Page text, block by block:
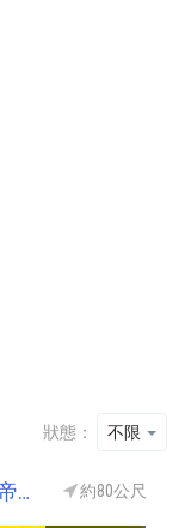
狀態： 不限
甲山林帝景7號(帝景七號) 約80公尺